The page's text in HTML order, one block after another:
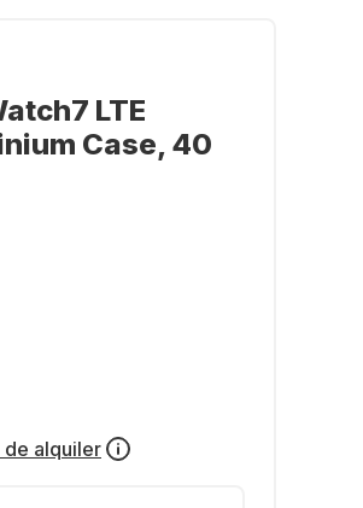
LTE
Case, 40
alquiler